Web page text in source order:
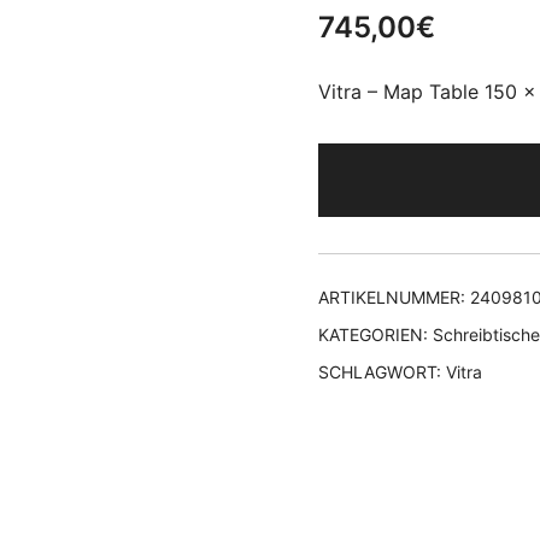
745,00€
Vitra – Map Table 150
ARTIKELNUMMER:
KATEGORIEN: Schreibtische
SCHLAGWORT: Vitra